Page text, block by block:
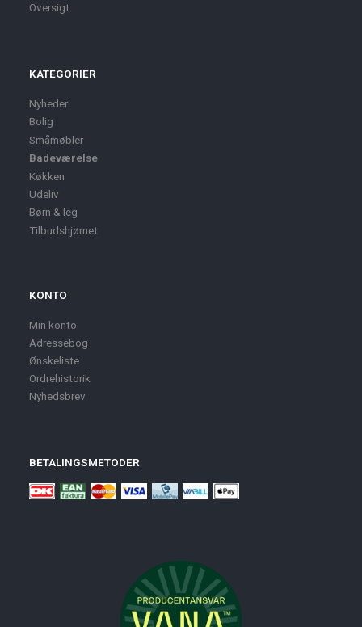
Oversigt
KATEGORIER
Nyheder
Bolig
Småmøbler
Badeværelse
Køkken
Udeliv
Børn & leg
Tilbudshjørnet
KONTO
Min konto
Adressebog
Ønskeliste
Ordrehistorik
Nyhedsbrev
BETALINGSMETODER